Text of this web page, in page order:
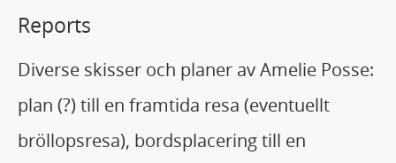
Reports
Diverse skisser och planer av Amelie Posse:
plan (?) till en framtida resa (eventuellt
bröllopsresa), bordsplacering till en